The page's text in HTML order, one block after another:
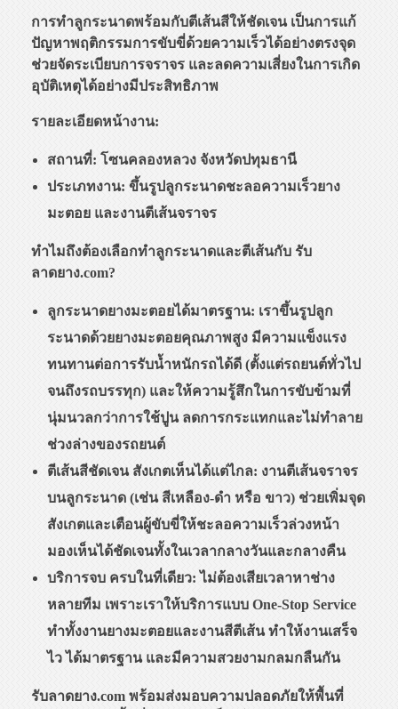
การทำลูกระนาดพร้อมกับตีเส้นสีให้ชัดเจน เป็นการแก้
ปัญหาพฤติกรรมการขับขี่ด้วยความเร็วได้อย่างตรงจุด
ช่วยจัดระเบียบการจราจร และลดความเสี่ยงในการเกิด
อุบัติเหตุได้อย่างมีประสิทธิภาพ
รายละเอียดหน้างาน:
สถานที่: โซนคลองหลวง จังหวัดปทุมธานี
ประเภทงาน: ขึ้นรูปลูกระนาดชะลอความเร็วยาง
มะตอย และงานตีเส้นจราจร
ทำไมถึงต้องเลือกทำลูกระนาดและตีเส้นกับ รับ
ลาดยาง.com?
ลูกระนาดยางมะตอยได้มาตรฐาน: เราขึ้นรูปลูก
ระนาดด้วยยางมะตอยคุณภาพสูง มีความแข็งแรง
ทนทานต่อการรับน้ำหนักรถได้ดี (ตั้งแต่รถยนต์ทั่วไป
จนถึงรถบรรทุก) และให้ความรู้สึกในการขับข้ามที่
นุ่มนวลกว่าการใช้ปูน ลดการกระแทกและไม่ทำลาย
ช่วงล่างของรถยนต์
ตีเส้นสีชัดเจน สังเกตเห็นได้แต่ไกล: งานตีเส้นจราจร
บนลูกระนาด (เช่น สีเหลือง-ดำ หรือ ขาว) ช่วยเพิ่มจุด
สังเกตและเตือนผู้ขับขี่ให้ชะลอความเร็วล่วงหน้า
มองเห็นได้ชัดเจนทั้งในเวลากลางวันและกลางคืน
บริการจบ ครบในที่เดียว: ไม่ต้องเสียเวลาหาช่าง
หลายทีม เพราะเราให้บริการแบบ One-Stop Service
ทำทั้งงานยางมะตอยและงานสีตีเส้น ทำให้งานเสร็จ
ไว ได้มาตรฐาน และมีความสวยงามกลมกลืนกัน
รับลาดยาง.com พร้อมส่งมอบความปลอดภัยให้พื้นที่